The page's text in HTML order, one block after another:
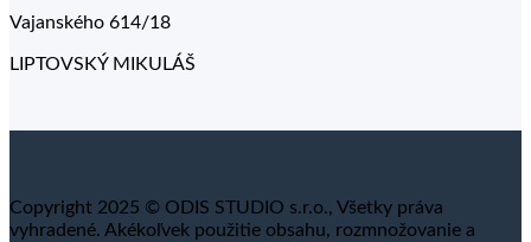
Vajanského 614/18
LIPTOVSKÝ MIKULÁŠ
Copyright 2025 © ODIS STUDIO s.r.o., Všetky práva
vyhradené. Akékoľvek použitie obsahu, rozmnožovanie a